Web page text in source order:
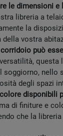
le dimensioni
libreria a
la
vostra
può
nello
degli spazi
disponibili
di finiture e
che la